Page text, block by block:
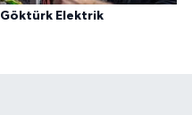
Göktürk Elektrik